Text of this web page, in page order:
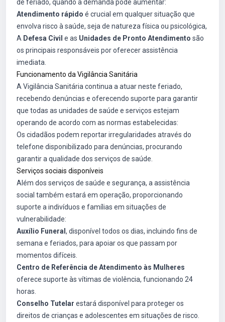
de feriado, quando a demanda pode aumentar:
Atendimento rápido é crucial em qualquer situação que
envolva risco à saúde, seja de natureza física ou psicológica,
A Defesa Civil e as Unidades de Pronto Atendimento são
os principais responsáveis por oferecer assistência
imediata.
Funcionamento da Vigilância Sanitária
A Vigilância Sanitária continua a atuar neste feriado,
recebendo denúncias e oferecendo suporte para garantir
que todas as unidades de saúde e serviços estejam
operando de acordo com as normas estabelecidas:
Os cidadãos podem reportar irregularidades através do
telefone disponibilizado para denúncias, procurando
garantir a qualidade dos serviços de saúde.
Serviços sociais disponíveis
Além dos serviços de saúde e segurança, a assistência
social também estará em operação, proporcionando
suporte a indivíduos e famílias em situações de
vulnerabilidade:
Auxílio Funeral , disponível todos os dias, incluindo fins de
semana e feriados, para apoiar os que passam por
momentos difíceis.
Centro de Referência de Atendimento às Mulheres
oferece suporte às vítimas de violência, funcionando 24
horas.
Conselho Tutelar estará disponível para proteger os
direitos de crianças e adolescentes em situações de risco.